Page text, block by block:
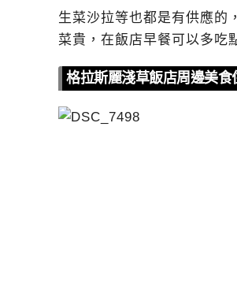
生菜沙拉等也都是有供應的
菜貴，在飯店早餐可以多吃
格拉斯麗淺草飯店周邊美食